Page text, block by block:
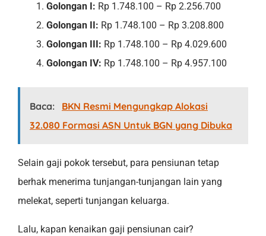
Golongan I: Rp 1.748.100 – Rp 2.256.700
Golongan II: Rp 1.748.100 – Rp 3.208.800
Golongan III: Rp 1.748.100 – Rp 4.029.600
Golongan IV: Rp 1.748.100 – Rp 4.957.100
Baca:
BKN Resmi Mengungkap Alokasi
32.080 Formasi ASN Untuk BGN yang Dibuka
Selain gaji pokok tersebut, para pensiunan tetap
berhak menerima tunjangan-tunjangan lain yang
melekat, seperti tunjangan keluarga.
Lalu, kapan kenaikan gaji pensiunan cair?